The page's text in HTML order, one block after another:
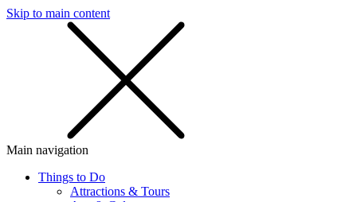
Skip to main content
Main navigation
Things to Do
Attractions & Tours